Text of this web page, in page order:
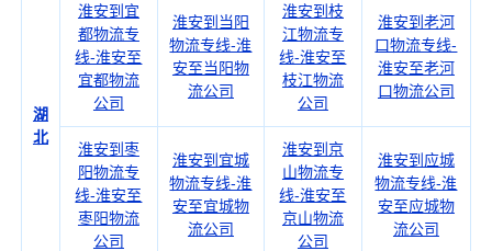
湖
北
淮安到宜
都物流专
线-淮安至
宜都物流
公司
淮安到当阳
物流专线-淮
安至当阳物
流公司
淮安到枝
江物流专
线-淮安至
枝江物流
公司
淮安到老河
口物流专线-
淮安至老河
口物流公司
淮安到枣
阳物流专
线-淮安至
枣阳物流
公司
淮安到宜城
物流专线-淮
安至宜城物
流公司
淮安到京
山物流专
线-淮安至
京山物流
公司
淮安到应城
物流专线-淮
安至应城物
流公司